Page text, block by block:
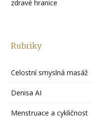
zdravé hranice
Rubriky
Celostní smyslná masáž
Denisa AI
Menstruace a cykličnost